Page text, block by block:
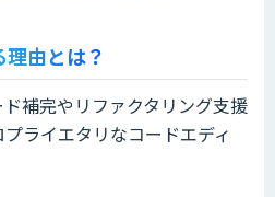
由とは？
補完やリファクタリング支援
ライエタリなコードエディ